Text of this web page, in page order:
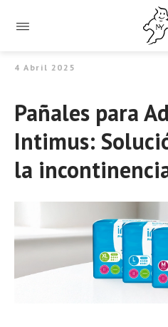
4 Abril 2025
Pañales para
Intimus:
la
Pañales